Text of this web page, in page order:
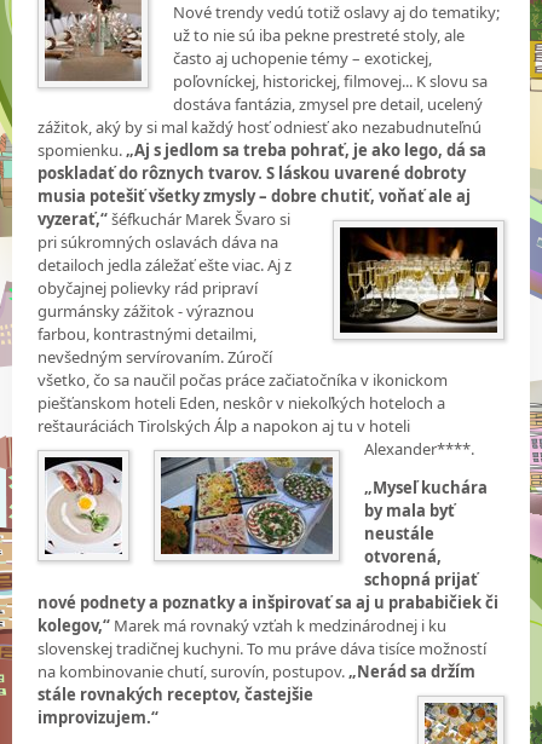
Nové trendy vedú totiž oslavy aj do tematiky;
už to nie sú iba pekne prestreté stoly, ale
často aj uchopenie témy – exotickej,
poľovníckej, historickej, filmovej... K slovu sa
dostáva fantázia, zmysel pre detail, ucelený
zážitok, aký by si mal každý hosť odniesť ako nezabudnuteľnú
spomienku.„Aj s jedlom sa treba pohrať, je ako lego, dá sa
poskladať do rôznych tvarov. S láskou uvarené dobroty
musia potešiť všetky zmysly – dobre chutiť, voňať ale aj
vyzerať,“šéfkuchár Marek Švaro si
pri súkromných oslavách dáva na
detailoch jedla záležať ešte viac. Aj z
obyčajnej polievky rád pripraví
gurmánsky zážitok - výraznou
farbou, kontrastnými detailmi,
nevšedným servírovaním. Zúročí
všetko, čo sa naučil počas práce začiatočníka v ikonickom
piešťanskom hoteli Eden, neskôr v niekoľkých hoteloch a
reštauráciách Tirolských Álp a napokon aj tu v hoteli
Alexander****.
„Myseľ kuchára
by mala byť
neustále
otvorená,
schopná prijať
nové podnety a poznatky a inšpirovať sa aj u prababičiek či
kolegov,“ Marek má rovnaký vzťah k medzinárodnej i ku
slovenskej tradičnej kuchyni. To mu práve dáva tisíce možností
na kombinovanie chutí, surovín, postupov.„Nerádsa držím
stále rovnakých receptov, častejšie
improvizujem.“